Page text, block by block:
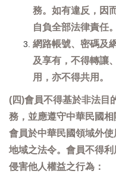
務。如有違反，因
自負全部法律責任。
網路帳號、密碼及
及享有，不得轉讓
用，亦不得共用。
(四)會員不得基於非法目
務，並應遵守中華民國
會員於中華民國領域外
地域之法令。會員不得
侵害他人權益之行為：